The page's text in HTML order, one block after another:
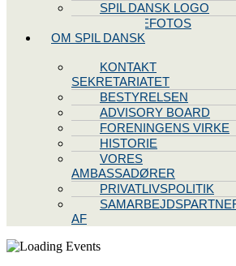
SPIL DANSK LOGO
PRESSEFOTOS
OM SPIL DANSK
KONTAKT
SEKRETARIATET
BESTYRELSEN
ADVISORY BOARD
FORENINGENS VIRKE
HISTORIE
VORES
AMBASSADØRER
PRIVATLIVSPOLITIK
AF